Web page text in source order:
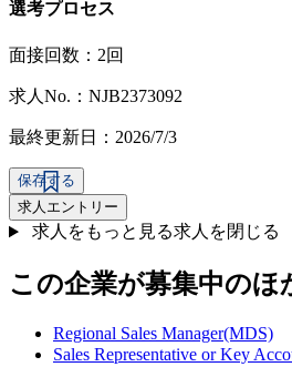
選考プロセス
面接回数：2回
求人No.：NJB2373092
最終更新日：2026/7/3
保存する
求人エントリー
求人をもっと見る求人を閉じる
この企業が募集中のほ
Regional Sales Manager(MDS)
Sales Representative or Key